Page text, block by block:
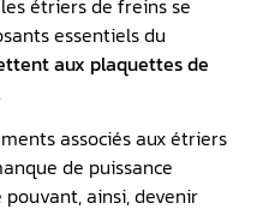
essentiels du
aux plaquettes de
associés aux étriers
de puissance
ainsi, devenir